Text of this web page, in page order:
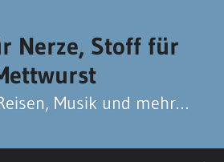
Nerze, Stoff für
Musik und mehr…